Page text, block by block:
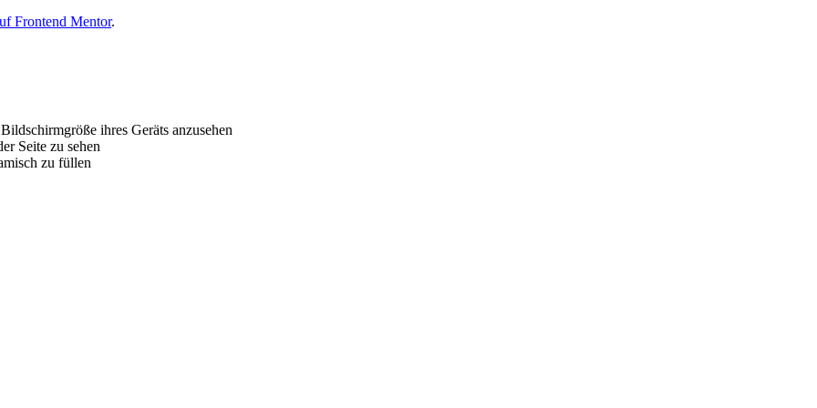
Frontend Mentor.
ihres Geräts anzusehen
Seite zu sehen
zu füllen